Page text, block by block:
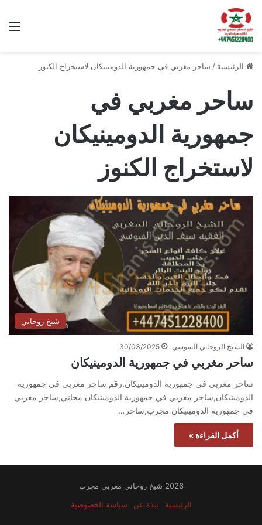
الرئيسية / ساحر مغربي في جمهورية الدومينيكان لاستخراج الكنوز
ساحر مغربي في
جمهورية الدومينيكان
لاستخراج الكنوز
شيخ روحاني
الشيخ الروحاني السوسي 30/03/2025
ساحر مغربي في جمهورية الدومينيكان
ساحر مغربي في جمهورية الدومينيكان,رقم ساحر مغربي في جمهورية
الدومينيكان,ساحر مغربي في جمهورية الدومينيكان مجاني,ساحر مغربي
في جمهورية الدومينيكان مجرب,ساحر…
أكمل القراءة »
2026 شيخ روحاني مغربي مجرب
الرئيسية
نبذة عن سياسة الخصوصية